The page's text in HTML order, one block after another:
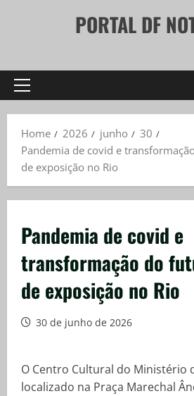
PORTAL DF
Primary
Home
2026 junho
30
Pandemia de covid e
de exposição no Rio
Pandemia de covid e
transformação do
de exposição no Rio
30 de junho de 2026
O Centro Cultural do Ministério
localizado na Praça Marechal